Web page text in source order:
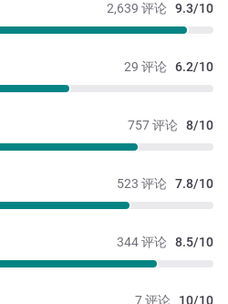
2,639 评论 9.3/10
29 评论 6.2/10
757 评论 8/10
523 评论 7.8/10
344 评论 8.5/10
7 评论 10/10